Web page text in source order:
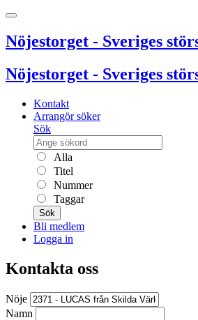
Nöjestorget - Sveriges
Nöjestorget - Sveriges
Kontakt
Arrangör söker
Sök
Alla
Titel
Nummer
Taggar
Sök
Bli medlem
Logga in
Kontakta oss
Nöje
Namn